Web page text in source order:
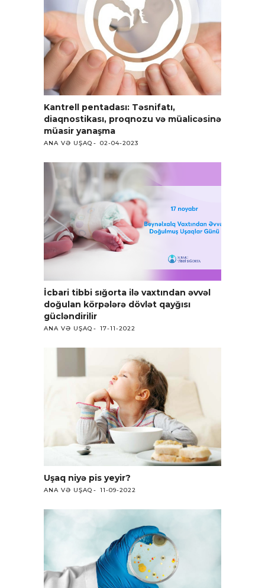
Kantrell pentadası: Təsnifatı,
diaqnostikası, proqnozu və müalicəsinə
müasir yanaşma
ANA VƏ UŞAQ 02-04-2023
İcbari tibbi sığorta ilə vaxtından əvvəl
doğulan körpələrə dövlət qayğısı
gücləndirilir
ANA VƏ UŞAQ 17-11-2022
Uşaq niyə pis yeyir?
ANA VƏ UŞAQ 11-09-2022